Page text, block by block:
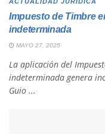
Impuesto de Timbre
indeterminada
MAYO 27, 2025
La aplicación del
indeterminada genera
Guio ...